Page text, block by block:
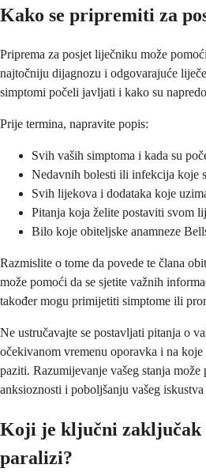
Kako se pripremiti za
Priprema za posjet liječniku može
najtočniju dijagnozu i odgovarajuće
simptomi počeli javljati i kako su
Prije termina, napravite popis:
Svih vaših simptoma i kada su
Nedavnih bolesti ili infekcija koje
Svih lijekova i dodataka koje
Pitanja koja želite postaviti svom
Bilo koje obiteljske anamneze
Razmislite o tome da povede te člana
može pomoći da se sjetite važnih
također mogu primijetiti simptome ili
Ne ustručavajte se postavljati pitanja o
očekivanom vremenu oporavka i na
paziti. Razumijevanje vašeg stanja može
anksioznosti i poboljšanju vašeg
Koji je ključni zaključak
paralizi?